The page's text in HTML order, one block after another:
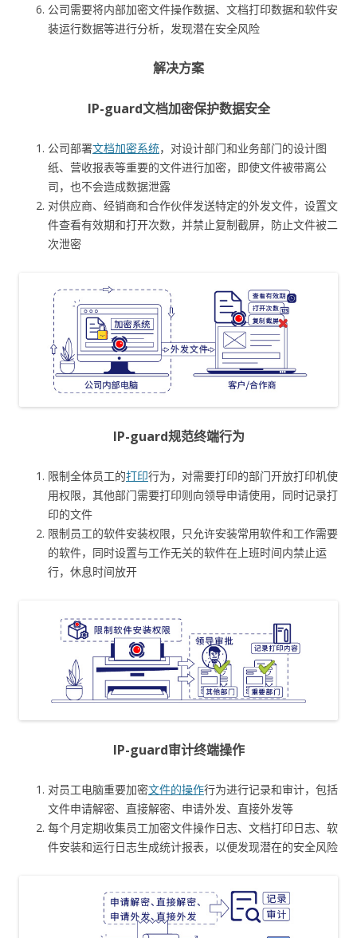
公司需要将内部加密文件操作数据、文档打印数据和软件安
装运行数据等进行分析，发现潜在安全风险
解决方案
IP-guard文档加密保护数据安全
公司部署文档加密系统，对设计部门和业务部门的设计图
纸、营收报表等重要的文件进行加密，即使文件被带离公
司，也不会造成数据泄露
对供应商、经销商和合作伙伴发送特定的外发文件，设置文
件查看有效期和打开次数，并禁止复制截屏，防止文件被二
次泄密
IP-guard规范终端行为
限制全体员工的打印行为，对需要打印的部门开放打印机使
用权限，其他部门需要打印则向领导申请使用，同时记录打
印的文件
限制员工的软件安装权限，只允许安装常用软件和工作需要
的软件，同时设置与工作无关的软件在上班时间内禁止运
行，休息时间放开
IP-guard审计终端操作
对员工电脑重要加密文件的操作行为进行记录和审计，包括
文件申请解密、直接解密、申请外发、直接外发等
每个月定期收集员工加密文件操作日志、文档打印日志、软
件安装和运行日志生成统计报表，以便发现潜在的安全风险